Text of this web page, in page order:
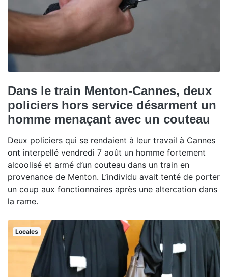
Dans le train Menton-Cannes, deux
policiers hors service désarment un
homme menaçant avec un couteau
Deux policiers qui se rendaient à leur travail à Cannes
ont interpellé vendredi 7 août un homme fortement
alcoolisé et armé d’un couteau dans un train en
provenance de Menton. L’individu avait tenté de porter
un coup aux fonctionnaires après une altercation dans
la rame.
Locales